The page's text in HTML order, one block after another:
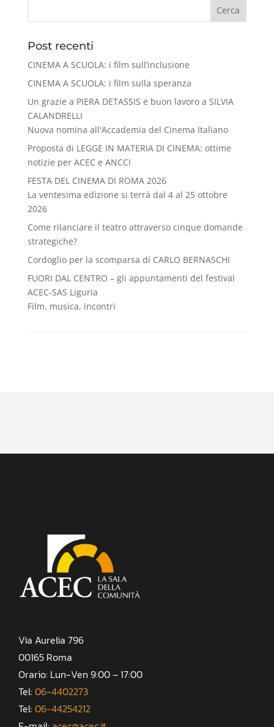
Cerca
Post recenti
CINEMA A SCUOLA: i film sull’inclusione
CINEMA A SCUOLA: i film sulla speranza
Un grazie a PIERA DETASSIS e buon lavoro a SILVIA
CALANDRELLI
Nuova nomina all'Accademia del Cinema Italiano
Proposta di LEGGE IN MATERIA DI CINEMA: ottime
notizie per ACEC e ANCCI
FESTA DEL CINEMA DI ROMA 2026
La ventesima edizione si terrà dal 4 al 25 ottobre
2026
Come rilanciare il teatro attraverso cinque domande
strategiche?
Cordoglio per la scomparsa di CARLO BERNASCHI
FUORI DAL CENTRO – gli appuntamenti del festival
ACEC-SAS Liguria
Film, musica, incontri
Via Aurelia 796
00165 Roma
Orario: Lun-Ven 9:00 – 17:00
Tel: 06-4402273
Tel: 06-44254212